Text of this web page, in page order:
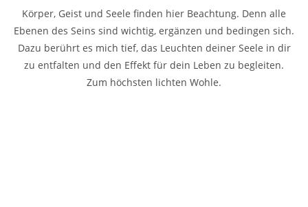
Körper, Geist und Seele finden hier Beachtung. Denn alle
Ebenen des Seins sind wichtig, ergänzen und bedingen sich.
Dazu berührt es mich tief, das Leuchten deiner Seele in dir
zu entfalten und den Effekt für dein Leben zu begleiten.
Zum höchsten lichten Wohle.